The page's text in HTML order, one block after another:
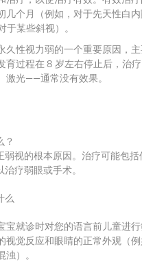
几个月（例如，对于先天性白
于某些斜视）。
久性视力弱的一个重要原因，
育过程在 8 岁左右停止后，治
激光——通常没有效果。
？
视的根本原因。 治疗可能包括
疗弱眼或手术。
么
宝就诊时对您的语言前儿童进行
视觉反应和眼睛的正常外观（例
浊）。